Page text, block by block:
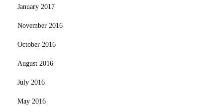
January 2017
November 2016
October 2016
August 2016
July 2016
May 2016